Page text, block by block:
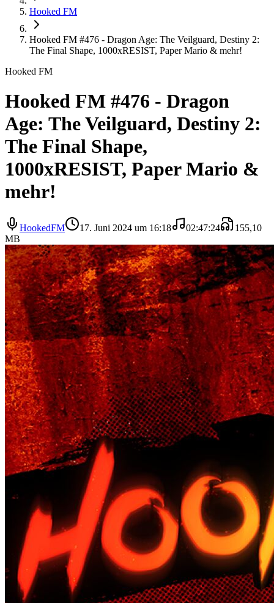
Hooked FM
Hooked FM #476 - Dragon Age: The Veilguard, Destiny 2:
The Final Shape, 1000xRESIST, Paper Mario & mehr!
Hooked FM
Hooked FM #476 - Dragon
Age: The Veilguard, Destiny 2:
The Final Shape,
1000xRESIST, Paper Mario &
mehr!
HookedFM 17. Juni 2024 um 16:18 02:47:24
155,10
MB